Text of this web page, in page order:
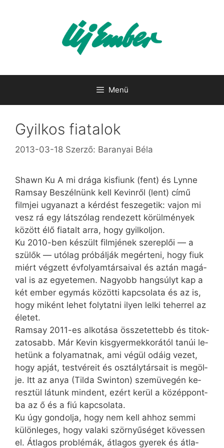
Menü
Gyilkos fiatalok
2013-03-18 Szerző: Baranyai Béla
Shawn Ku A mi drá­ga kis­fi­unk (fent) és Lynne
Ramsay Be­szél­nünk kell Kevinről (lent) cí­mű
film­jei ugyan­azt a kér­dést fe­sze­ge­tik: va­jon mi
vesz rá egy lát­szó­lag ren­de­zett kö­rül­mé­nyek
kö­zött élő fi­a­talt ar­ra, hogy gyil­kol­jon.
Ku 2010-ben ké­szült film­jé­nek sze­rep­lői — a
szü­lők — utó­lag pró­bál­ják meg­ér­te­ni, hogy fi­uk
mi­ért vég­zett év­fo­lyam­tár­sa­i­val és az­tán ma­gá­
val is az egye­te­men. Na­gyobb hang­súlyt kap a
két em­ber egy­más kö­zöt­ti kap­cso­la­ta és az is,
hogy mi­ként le­het foly­tat­ni ilyen lel­ki te­her­rel az
éle­tet.
Ramsay 2011-es al­ko­tá­sa ös­­sze­tet­tebb és ti­tok­
za­to­sabb. Már Kevin kis­gyer­mek­ko­rá­tól ta­núi le­
he­tünk a fo­lya­mat­nak, ami vé­gül odá­ig ve­zet,
hogy ap­ját, test­vé­re­it és osz­tály­tár­sa­it is meg­öl­
je. Itt az anya (Til­da Swinton) szem­üve­gén ke­
resz­tül lá­tunk min­dent, ezért ke­rül a kö­zép­pont­
ba az ő és a fiú kap­cso­la­ta.
Ku úgy gon­dol­ja, hogy nem kell ah­hoz sem­mi
kü­lön­le­ges, hogy va­la­ki ször­nyű­sé­get kö­ves­sen
el. Át­la­gos prob­lé­mák, át­la­gos gye­rek és át­la­